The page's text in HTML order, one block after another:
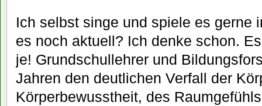
Ich selbst singe und spiele es gerne
es noch aktuell? Ich denke schon.
je! Grundschullehrer und
Jahren den deutlichen Verfall der
Körperbewusstheit, des